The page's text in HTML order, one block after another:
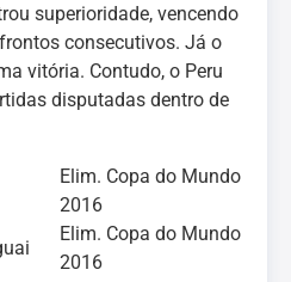
superioridade, vencendo
consecutivos. Já o
vitória. Contudo, o Peru
disputadas dentro de
Elim. Copa do Mundo
2016
Elim. Copa do Mundo
2016